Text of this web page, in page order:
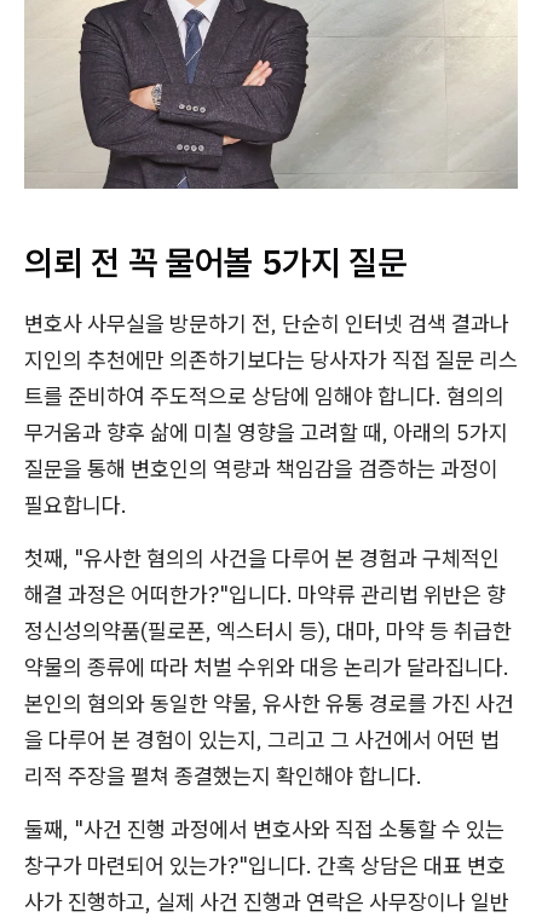
의뢰 전 꼭 물어볼 5가지 질문
변호사 사무실을 방문하기 전, 단순히 인터넷 검색 결과나
지인의 추천에만 의존하기보다는 당사자가 직접 질문 리스
트를 준비하여 주도적으로 상담에 임해야 합니다. 혐의의
무거움과 향후 삶에 미칠 영향을 고려할 때, 아래의 5가지
질문을 통해 변호인의 역량과 책임감을 검증하는 과정이
필요합니다.
첫째, "유사한 혐의의 사건을 다루어 본 경험과 구체적인
해결 과정은 어떠한가?"입니다. 마약류 관리법 위반은 향
정신성의약품(필로폰, 엑스터시 등), 대마, 마약 등 취급한
약물의 종류에 따라 처벌 수위와 대응 논리가 달라집니다.
본인의 혐의와 동일한 약물, 유사한 유통 경로를 가진 사건
을 다루어 본 경험이 있는지, 그리고 그 사건에서 어떤 법
리적 주장을 펼쳐 종결했는지 확인해야 합니다.
둘째, "사건 진행 과정에서 변호사와 직접 소통할 수 있는
창구가 마련되어 있는가?"입니다. 간혹 상담은 대표 변호
사가 진행하고, 실제 사건 진행과 연락은 사무장이나 일반